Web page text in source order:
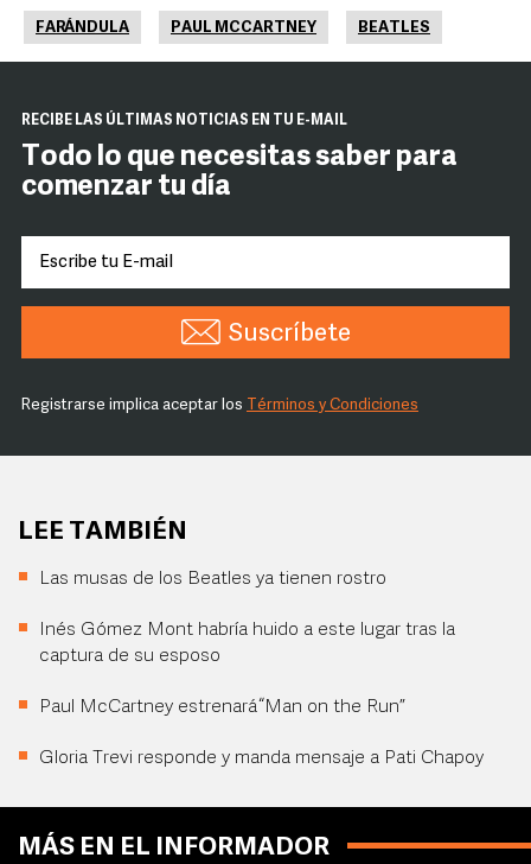
FARÁNDULA PAUL MCCARTNEY BEATLES
RECIBE LAS ÚLTIMAS NOTICIAS EN TU E-MAIL
Todo lo que necesitas saber para
comenzar tu día
Suscríbete
Registrarse implica aceptar los Términos y Condiciones
LEE TAMBIÉN
Las musas de los Beatles ya tienen rostro
Inés Gómez Mont habría huido a este lugar tras la
captura de su esposo
Paul McCartney estrenará “Man on the Run”
Gloria Trevi responde y manda mensaje a Pati Chapoy
MÁS EN EL INFORMADOR